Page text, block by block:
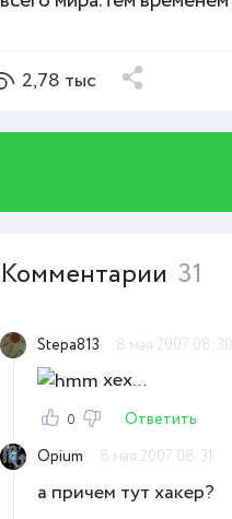
2,78 тыс
Комментарии 31
Stepa813 8 мая 2007 08:30
хех...
0
Ответить
Opium
8 мая 2007 08:31
а причем тут хакер?